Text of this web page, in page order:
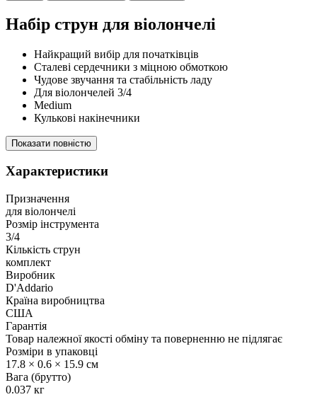
Набір струн для віолончелі
Найкращий вибір для початківців
Сталеві сердечники з міцною обмоткою
Чудове звучання та стабільність ладу
Для віолончелей 3/4
Medium
Кулькові накінечники
Показати повністю
Характеристики
Призначення
для віолончелі
Розмір інструмента
3/4
Кількість струн
комплект
Виробник
D'Addario
Країна виробництва
США
Гарантія
Товар належної якості обміну та поверненню не підлягає
Розміри в упаковці
17.8 × 0.6 × 15.9 см
Вага (брутто)
0.037 кг